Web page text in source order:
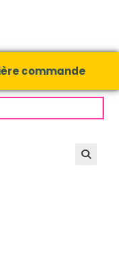
commande